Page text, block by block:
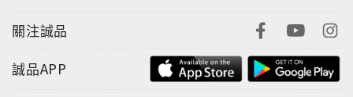
關注誠品
誠品APP